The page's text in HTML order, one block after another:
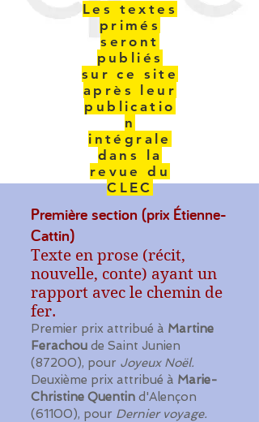
Les textes
primés
seront
publiés
sur ce site
après leur
publicatio
n
intégrale
dans la
revue du
CLEC
Première section (prix Étienne-
Cattin)
Texte en prose (récit,
nouvelle, conte) ayant un
rapport avec le chemin de
fer.
Premier prix attribué à Martine
Ferachou de Saint Junien
(87200), pour Joyeux Noël.
Deuxième prix attribué à Marie-
Christine Quentin d'Alençon
(61100), pour Dernier voyage.